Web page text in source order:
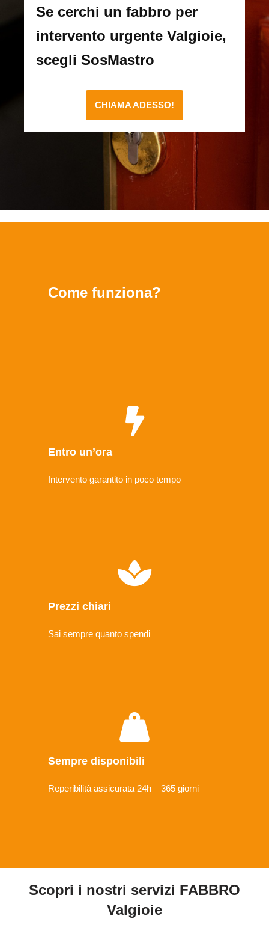
Se cerchi un fabbro per
intervento urgente Valgioie,
scegli SosMastro
CHIAMA ADESSO!
Come funziona?
Entro un’ora
Intervento garantito in poco tempo
Prezzi chiari
Sai sempre quanto spendi
Sempre disponibili
Reperibilità assicurata 24h – 365 giorni
Scopri i nostri servizi FABBRO
Valgioie